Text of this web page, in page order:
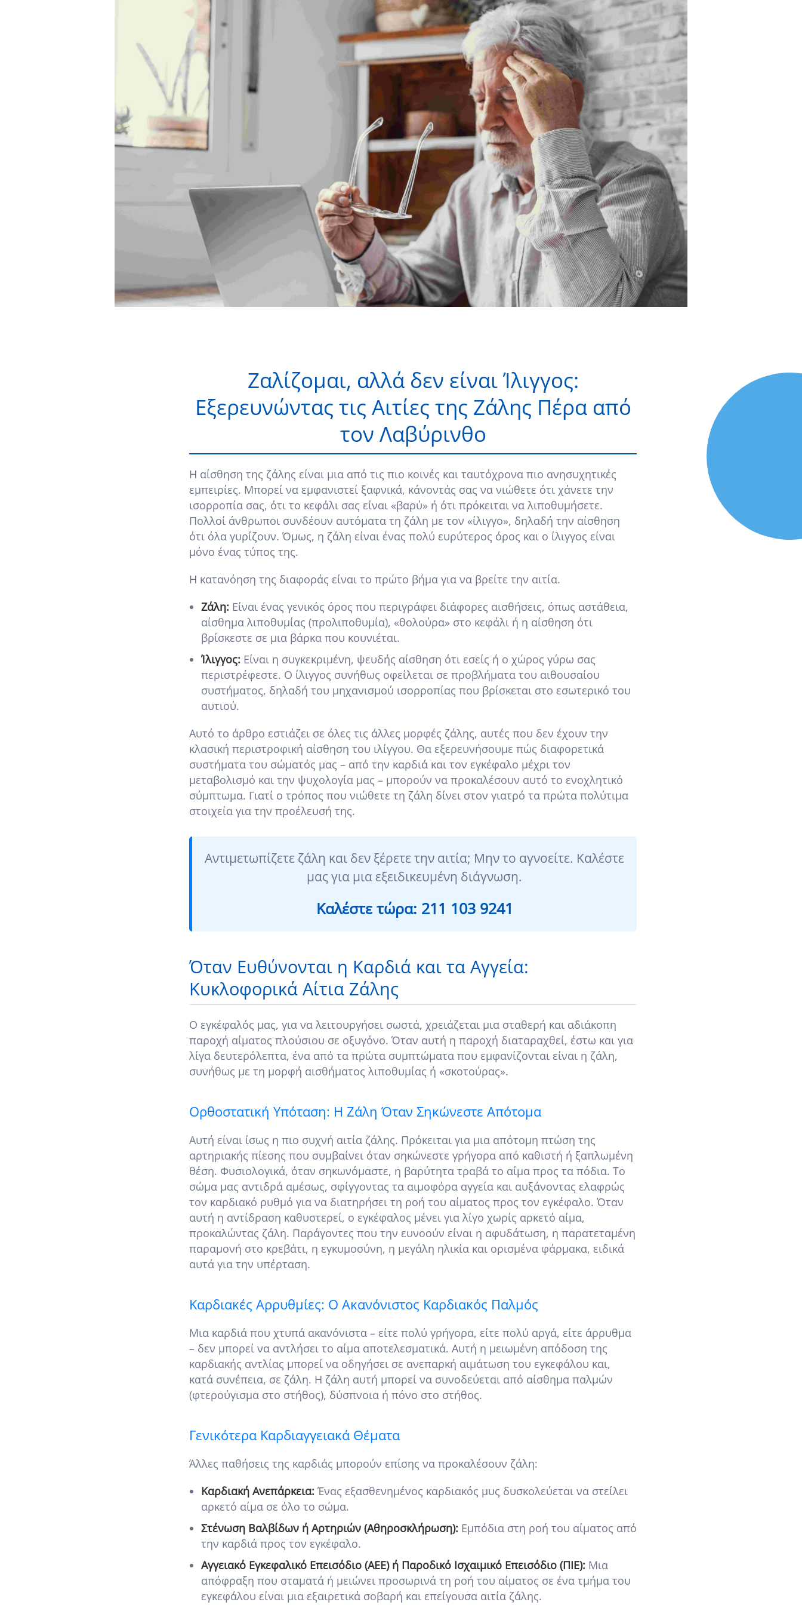
Ζαλίζομαι, αλλά δεν είναι Ίλιγγος:
Εξερευνώντας τις Αιτίες της Ζάλης Πέρα από
τον Λαβύρινθο
Η αίσθηση της ζάλης είναι μια από τις πιο κοινές και ταυτόχρονα πιο ανησυχητικές
εμπειρίες. Μπορεί να εμφανιστεί ξαφνικά, κάνοντάς σας να νιώθετε ότι χάνετε την
ισορροπία σας, ότι το κεφάλι σας είναι «βαρύ» ή ότι πρόκειται να λιποθυμήσετε.
Πολλοί άνθρωποι συνδέουν αυτόματα τη ζάλη με τον «ίλιγγο», δηλαδή την αίσθηση
ότι όλα γυρίζουν. Όμως, η ζάλη είναι ένας πολύ ευρύτερος όρος και ο ίλιγγος είναι
μόνο ένας τύπος της.
Η κατανόηση της διαφοράς είναι το πρώτο βήμα για να βρείτε την αιτία.
Ζάλη: Είναι ένας γενικός όρος που περιγράφει διάφορες αισθήσεις, όπως αστάθεια,
αίσθημα λιποθυμίας (προλιποθυμία), «θολούρα» στο κεφάλι ή η αίσθηση ότι
βρίσκεστε σε μια βάρκα που κουνιέται.
Ίλιγγος: Είναι η συγκεκριμένη, ψευδής αίσθηση ότι εσείς ή ο χώρος γύρω σας
περιστρέφεστε. Ο ίλιγγος συνήθως οφείλεται σε προβλήματα του αιθουσαίου
συστήματος, δηλαδή του μηχανισμού ισορροπίας που βρίσκεται στο εσωτερικό του
αυτιού.
Αυτό το άρθρο εστιάζει σε όλες τις άλλες μορφές ζάλης, αυτές που δεν έχουν την
κλασική περιστροφική αίσθηση του ιλίγγου. Θα εξερευνήσουμε πώς διαφορετικά
συστήματα του σώματός μας – από την καρδιά και τον εγκέφαλο μέχρι τον
μεταβολισμό και την ψυχολογία μας – μπορούν να προκαλέσουν αυτό το ενοχλητικό
σύμπτωμα. Γιατί ο τρόπος που νιώθετε τη ζάλη δίνει στον γιατρό τα πρώτα πολύτιμα
στοιχεία για την προέλευσή της.
Αντιμετωπίζετε ζάλη και δεν ξέρετε την αιτία; Μην το αγνοείτε. Καλέστε
μας για μια εξειδικευμένη διάγνωση.
Καλέστε τώρα: 211 103 9241
Όταν Ευθύνονται η Καρδιά και τα Αγγεία:
Κυκλοφορικά Αίτια Ζάλης
Ο εγκέφαλός μας, για να λειτουργήσει σωστά, χρειάζεται μια σταθερή και αδιάκοπη
παροχή αίματος πλούσιου σε οξυγόνο. Όταν αυτή η παροχή διαταραχθεί, έστω και για
λίγα δευτερόλεπτα, ένα από τα πρώτα συμπτώματα που εμφανίζονται είναι η ζάλη,
συνήθως με τη μορφή αισθήματος λιποθυμίας ή «σκοτούρας».
Ορθοστατική Υπόταση: Η Ζάλη Όταν Σηκώνεστε Απότομα
Αυτή είναι ίσως η πιο συχνή αιτία ζάλης. Πρόκειται για μια απότομη πτώση της
αρτηριακής πίεσης που συμβαίνει όταν σηκώνεστε γρήγορα από καθιστή ή ξαπλωμένη
θέση. Φυσιολογικά, όταν σηκωνόμαστε, η βαρύτητα τραβά το αίμα προς τα πόδια. Το
σώμα μας αντιδρά αμέσως, σφίγγοντας τα αιμοφόρα αγγεία και αυξάνοντας ελαφρώς
τον καρδιακό ρυθμό για να διατηρήσει τη ροή του αίματος προς τον εγκέφαλο. Όταν
αυτή η αντίδραση καθυστερεί, ο εγκέφαλος μένει για λίγο χωρίς αρκετό αίμα,
προκαλώντας ζάλη. Παράγοντες που την ευνοούν είναι η αφυδάτωση, η παρατεταμένη
παραμονή στο κρεβάτι, η εγκυμοσύνη, η μεγάλη ηλικία και ορισμένα φάρμακα, ειδικά
αυτά για την υπέρταση.
Καρδιακές Αρρυθμίες: Ο Ακανόνιστος Καρδιακός Παλμός
Μια καρδιά που χτυπά ακανόνιστα – είτε πολύ γρήγορα, είτε πολύ αργά, είτε άρρυθμα
– δεν μπορεί να αντλήσει το αίμα αποτελεσματικά. Αυτή η μειωμένη απόδοση της
καρδιακής αντλίας μπορεί να οδηγήσει σε ανεπαρκή αιμάτωση του εγκεφάλου και,
κατά συνέπεια, σε ζάλη. Η ζάλη αυτή μπορεί να συνοδεύεται από αίσθημα παλμών
(φτερούγισμα στο στήθος), δύσπνοια ή πόνο στο στήθος.
Γενικότερα Καρδιαγγειακά Θέματα
Άλλες παθήσεις της καρδιάς μπορούν επίσης να προκαλέσουν ζάλη:
Καρδιακή Ανεπάρκεια: Ένας εξασθενημένος καρδιακός μυς δυσκολεύεται να στείλει
αρκετό αίμα σε όλο το σώμα.
Στένωση Βαλβίδων ή Αρτηριών (Αθηροσκλήρωση): Εμπόδια στη ροή του αίματος από
την καρδιά προς τον εγκέφαλο.
Αγγειακό Εγκεφαλικό Επεισόδιο (ΑΕΕ) ή Παροδικό Ισχαιμικό Επεισόδιο (ΠΙΕ): Μια
απόφραξη που σταματά ή μειώνει προσωρινά τη ροή του αίματος σε ένα τμήμα του
εγκεφάλου είναι μια εξαιρετικά σοβαρή και επείγουσα αιτία ζάλης.